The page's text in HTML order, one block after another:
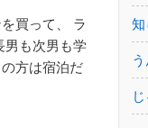
買って、 ラ
男も次男も学
方は宿泊だ
知